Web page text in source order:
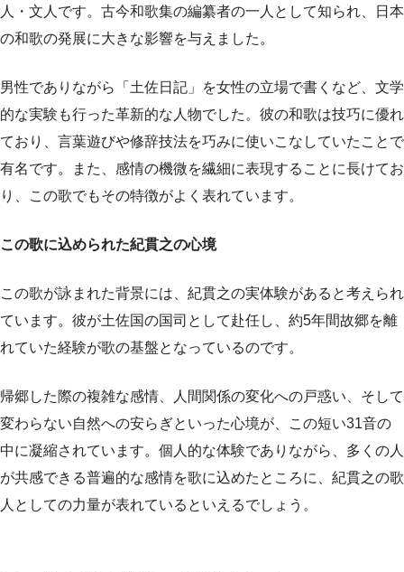
人・文人です。古今和歌集の編纂者の一人として知られ、日本
の和歌の発展に大きな影響を与えました。
男性でありながら「土佐日記」を女性の立場で書くなど、文学
的な実験も行った革新的な人物でした。彼の和歌は技巧に優れ
ており、言葉遊びや修辞技法を巧みに使いこなしていたことで
有名です。また、感情の機微を繊細に表現することに長けてお
り、この歌でもその特徴がよく表れています。
この歌に込められた紀貫之の心境
この歌が詠まれた背景には、紀貫之の実体験があると考えられ
ています。彼が土佐国の国司として赴任し、約5年間故郷を離
れていた経験が歌の基盤となっているのです。
帰郷した際の複雑な感情、人間関係の変化への戸惑い、そして
変わらない自然への安らぎといった心境が、この短い31音の
中に凝縮されています。個人的な体験でありながら、多くの人
が共感できる普遍的な感情を歌に込めたところに、紀貫之の歌
人としての力量が表れているといえるでしょう。